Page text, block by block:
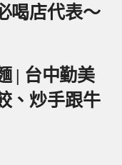
喝店代表～
| 台中勤美
、炒手跟牛